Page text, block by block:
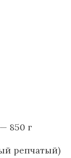
850 г
репчатый)